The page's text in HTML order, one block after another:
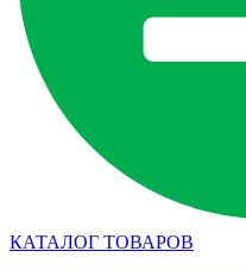
КАТАЛОГ ТОВАРОВ